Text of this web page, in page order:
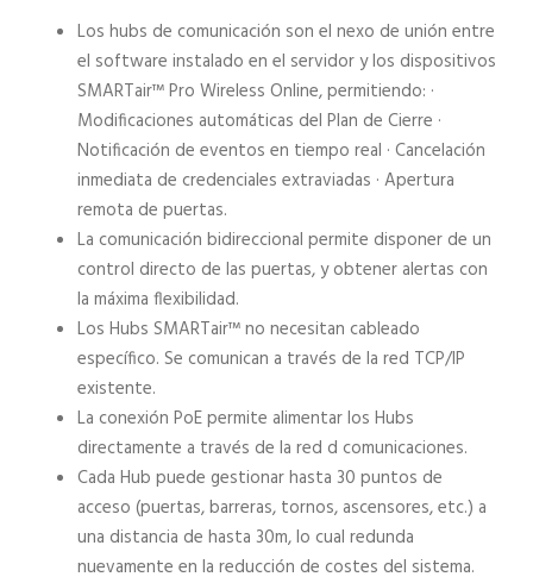
Los hubs de comunicación son el nexo de unión entre
el software instalado en el servidor y los dispositivos
SMARTair™ Pro Wireless Online, permitiendo: ·
Modificaciones automáticas del Plan de Cierre ·
Notificación de eventos en tiempo real · Cancelación
inmediata de credenciales extraviadas · Apertura
remota de puertas.
La comunicación bidireccional permite disponer de un
control directo de las puertas, y obtener alertas con
la máxima flexibilidad.
Los Hubs SMARTair™ no necesitan cableado
específico. Se comunican a través de la red TCP/IP
existente.
La conexión PoE permite alimentar los Hubs
directamente a través de la red d comunicaciones.
Cada Hub puede gestionar hasta 30 puntos de
acceso (puertas, barreras, tornos, ascensores, etc.) a
una distancia de hasta 30m, lo cual redunda
nuevamente en la reducción de costes del sistema.